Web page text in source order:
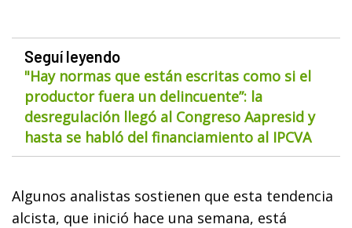
Seguí leyendo
"Hay normas que están escritas como si el
productor fuera un delincuente”: la
desregulación llegó al Congreso Aapresid y
hasta se habló del financiamiento al IPCVA
Algunos analistas sostienen que esta tendencia
alcista, que inició hace una semana, está